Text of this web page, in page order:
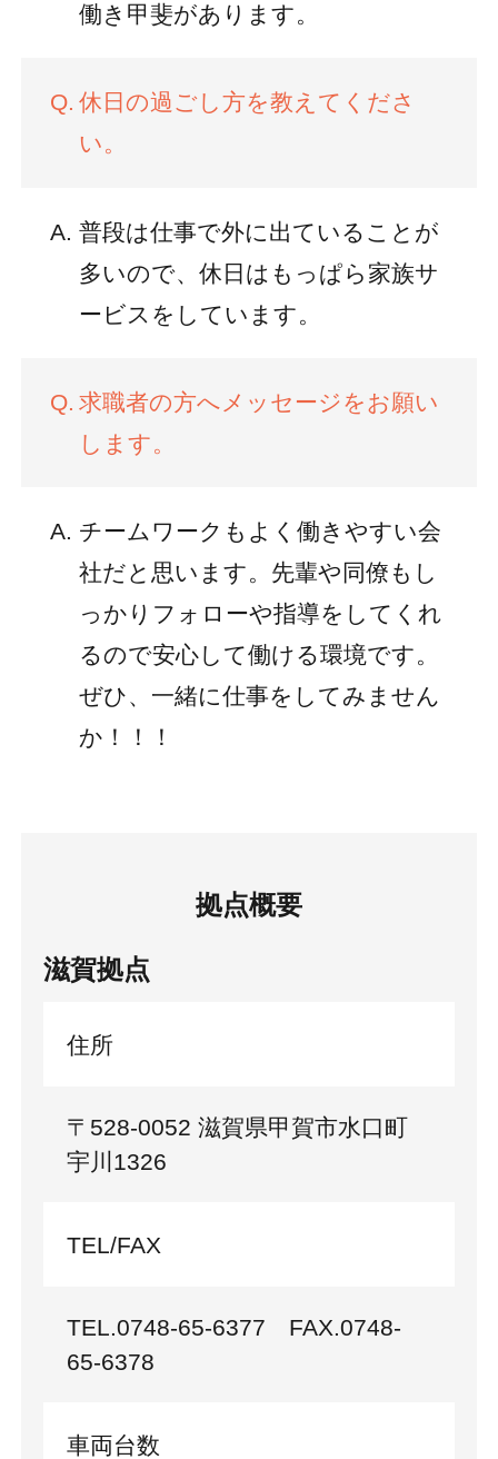
働き甲斐があります。
休日の過ごし方を教えてくださ
い。
普段は仕事で外に出ていることが
多いので、休日はもっぱら家族サ
ービスをしています。
求職者の方へメッセージをお願い
します。
チームワークもよく働きやすい会
社だと思います。先輩や同僚もし
っかりフォローや指導をしてくれ
るので安心して働ける環境です。
ぜひ、一緒に仕事をしてみません
か！！！
拠点概要
滋賀拠点
住所
〒528-0052 滋賀県甲賀市水口町
宇川1326
TEL/FAX
TEL.0748-65-6377 FAX.0748-
65-6378
車両台数